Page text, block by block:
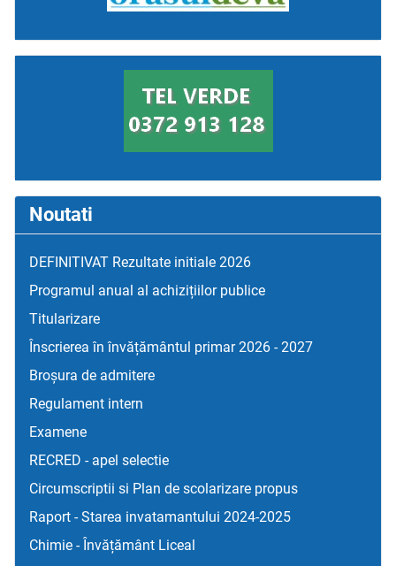
Noutati
DEFINITIVAT Rezultate initiale 2026
Programul anual al achizițiilor publice
Titularizare
Înscrierea în învățământul primar 2026 - 2027
Broșura de admitere
Regulament intern
Examene
RECRED - apel selectie
Circumscriptii si Plan de scolarizare propus
Raport - Starea invatamantului 2024-2025
Chimie - Învățământ Liceal